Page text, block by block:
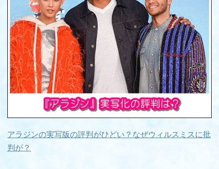
アラジンの実写版の評判がひどい？なぜウィルスミスに批
判が？